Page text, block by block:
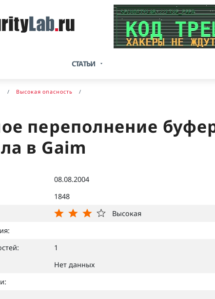
СТАТЬИ
Высокая опасность
переполнение
в Gaim
08.08.2004
1848
Высокая
1
Нет данных